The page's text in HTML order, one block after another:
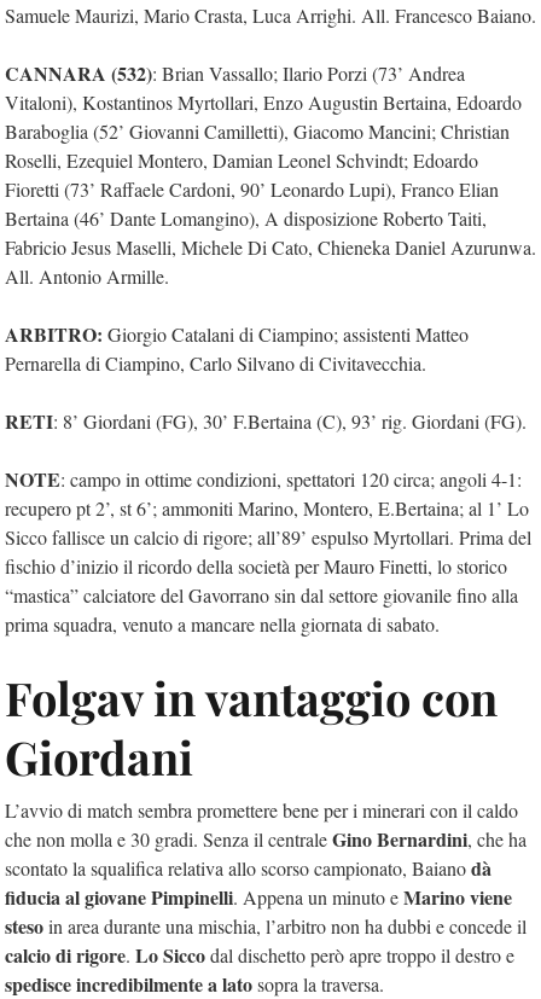
Samuele Maurizi, Mario Crasta, Luca Arrighi. All. Francesco Baiano.
CANNARA (532): Brian Vassallo; Ilario Porzi (73’ Andrea
Vitaloni), Kostantinos Myrtollari, Enzo Augustin Bertaina, Edoardo
Baraboglia (52’ Giovanni Camilletti), Giacomo Mancini; Christian
Roselli, Ezequiel Montero, Damian Leonel Schvindt; Edoardo
Fioretti (73’ Raffaele Cardoni, 90’ Leonardo Lupi), Franco Elian
Bertaina (46’ Dante Lomangino), A disposizione Roberto Taiti,
Fabricio Jesus Maselli, Michele Di Cato, Chieneka Daniel Azurunwa.
All. Antonio Armille.
ARBITRO: Giorgio Catalani di Ciampino; assistenti Matteo
Pernarella di Ciampino, Carlo Silvano di Civitavecchia.
RETI: 8’ Giordani (FG), 30’ F.Bertaina (C), 93’ rig. Giordani (FG).
NOTE: campo in ottime condizioni, spettatori 120 circa; angoli 4-1:
recupero pt 2’, st 6’; ammoniti Marino, Montero, E.Bertaina; al 1’ Lo
Sicco fallisce un calcio di rigore; all’89’ espulso Myrtollari. Prima del
fischio d’inizio il ricordo della società per Mauro Finetti, lo storico
“mastica” calciatore del Gavorrano sin dal settore giovanile fino alla
prima squadra, venuto a mancare nella giornata di sabato.
Folgav in vantaggio con
Giordani
L’avvio di match sembra promettere bene per i minerari con il caldo
che non molla e 30 gradi. Senza il centraleGino Bernardini, che ha
scontato la squalifica relativa allo scorso campionato, Baianodà
fiducia al giovane Pimpinelli. Appena un minuto eMarino viene
stesoin area durante una mischia, l’arbitro non ha dubbi e concede il
calcio di rigore. Lo Siccodal dischetto però apre troppo il destro e
spedisce incredibilmente a latosopra la traversa.